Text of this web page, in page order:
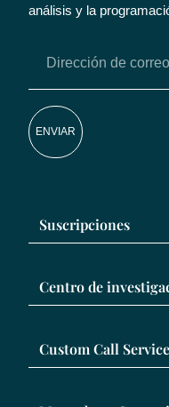
análisis y la
ENVIAR
Suscripciones
Centro de
Custom Call Service